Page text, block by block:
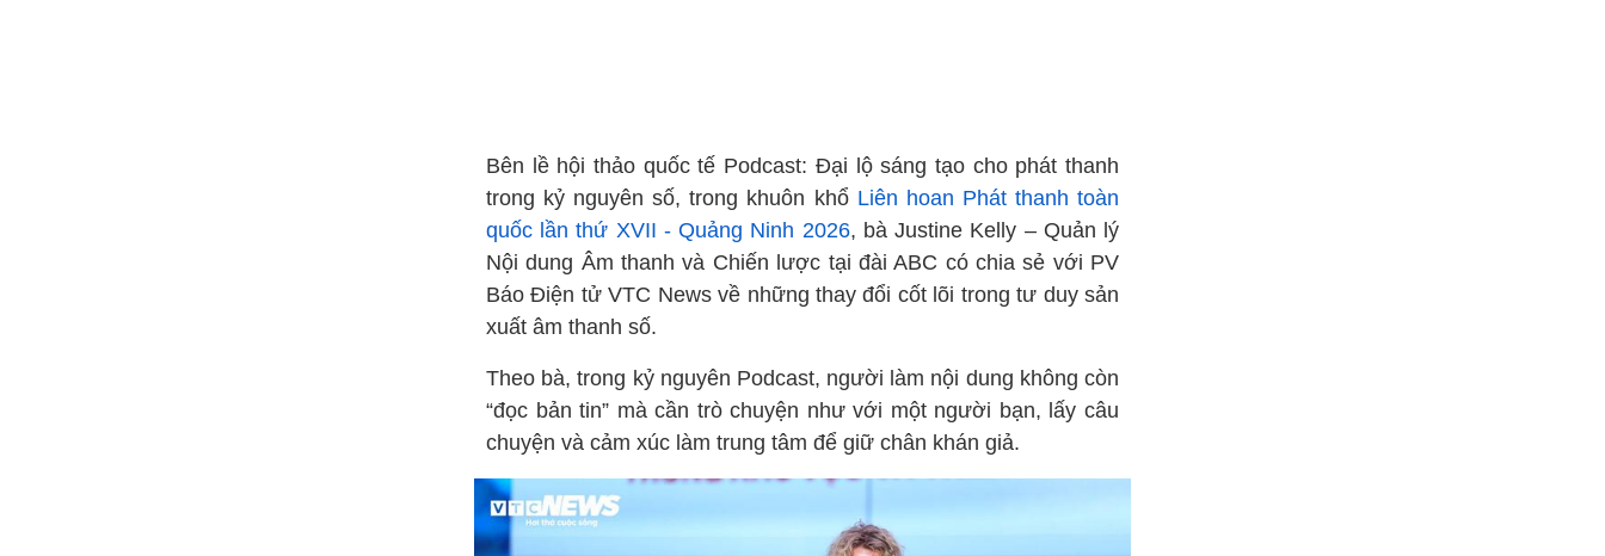
Bên lề hội thảo quốc tế Podcast: Đại lộ sáng tạo cho phát thanh
trong kỷ nguyên số, trong khuôn khổ Liên hoan Phát thanh toàn
quốc lần thứ XVII - Quảng Ninh 2026, bà Justine Kelly – Quản lý
Nội dung Âm thanh và Chiến lược tại đài ABC có chia sẻ với PV
Báo Điện tử VTC News về những thay đổi cốt lõi trong tư duy sản
xuất âm thanh số.
Theo bà, trong kỷ nguyên Podcast, người làm nội dung không còn
“đọc bản tin” mà cần trò chuyện như với một người bạn, lấy câu
chuyện và cảm xúc làm trung tâm để giữ chân khán giả.